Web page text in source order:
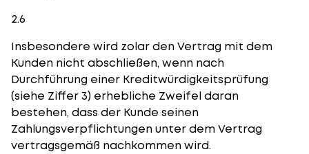
2.6
Insbesondere wird zolar den Vertrag mit dem
Kunden nicht abschließen, wenn nach
Durchführung einer Kreditwürdigkeitsprüfung
(siehe Ziffer 3) erhebliche Zweifel daran
bestehen, dass der Kunde seinen
Zahlungsverpflichtungen unter dem Vertrag
vertragsgemäß nachkommen wird.